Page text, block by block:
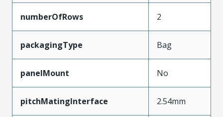
numberOfRows 2
packagingType Bag
panelMount No
pitchMatingInterface 2.54mm